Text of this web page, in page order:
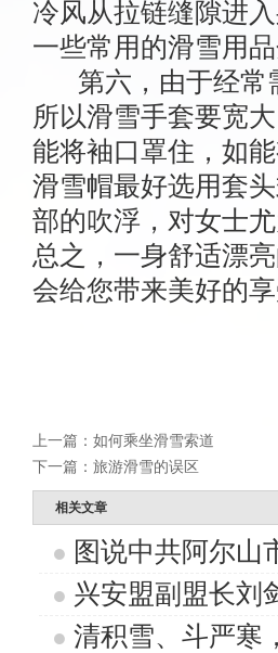
冷风从拉链缝隙进
一些常用的滑雪用
第六，由于经常
所以滑雪手套要宽
能将袖口罩住，如
滑雪帽最好选用套
部的吹浮，对女士尤
总之，一身舒适漂
会给您带来美好的享
上一篇： 如何乘坐滑雪索道
下一篇： 旅游滑雪的误区
相关文章
图说中共阿尔山
兴安盟副盟长刘
清积雪、斗严寒